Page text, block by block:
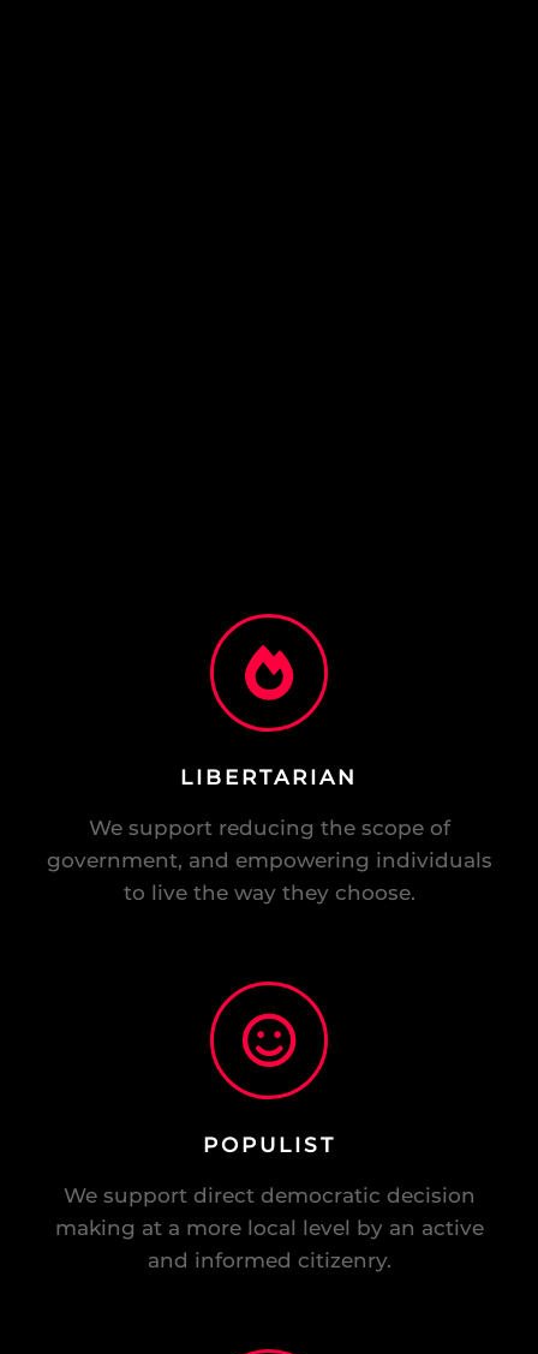
LIBERTARIAN
We support reducing the scope of
POPULIST
We support direct democratic decision